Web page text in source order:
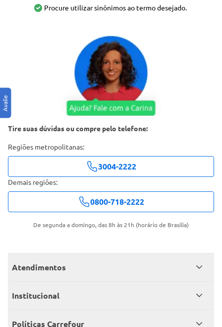
Procure utilizar sinônimos ao termo desejado.
Tire suas dúvidas ou compre pelo telefone:
Regiões metropolitanas:
3004-2222
Demais regiões:
0800-718-2222
De segunda a domingo, das 8h às 21h (horário de Brasília)
Atendimentos
Meus pedidos
Institucional
Grupo Carrefour Brasil
Políticas Carrefour